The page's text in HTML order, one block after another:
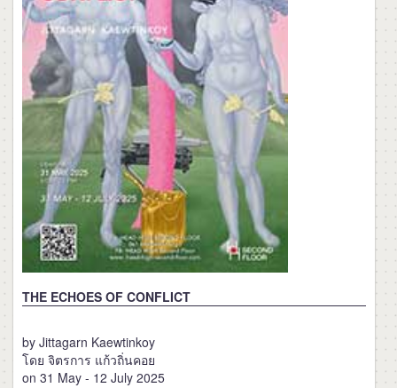
THE ECHOES OF CONFLICT
by Jittagarn Kaewtinkoy
โดย จิตรการ แก้วถิ่นคอย
on 31 May - 12 July 2025